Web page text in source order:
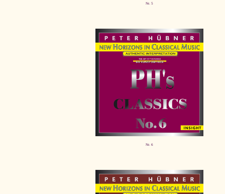
Nr. 5
Nr. 6